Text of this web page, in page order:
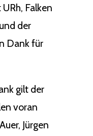
Falken
der
Dank für
gilt der
voran
Jürgen